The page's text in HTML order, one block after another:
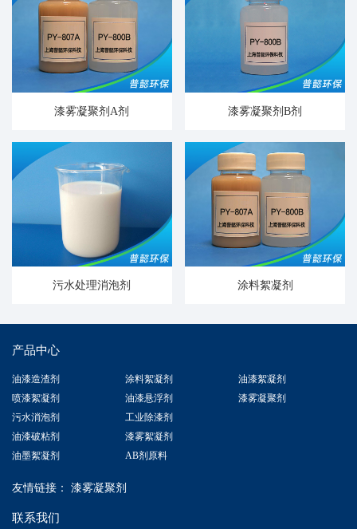
漆雾凝聚剂A剂 漆雾凝聚剂B剂
污水处理消泡剂 涂料絮凝剂
产品中心
油漆造渣剂
喷漆絮凝剂
污水消泡剂
油漆破粘剂
油墨絮凝剂
涂料絮凝剂
油漆悬浮剂
工业除漆剂
漆雾絮凝剂
AB剂原料
油漆絮凝剂
漆雾凝聚剂
友情链接： 漆雾凝聚剂
联系我们